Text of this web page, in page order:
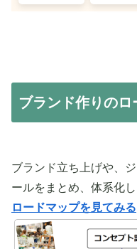
ブランド作りのロ
ブランド立ち上げや、
ールをまとめ、体系化
ロードマップを見てみる